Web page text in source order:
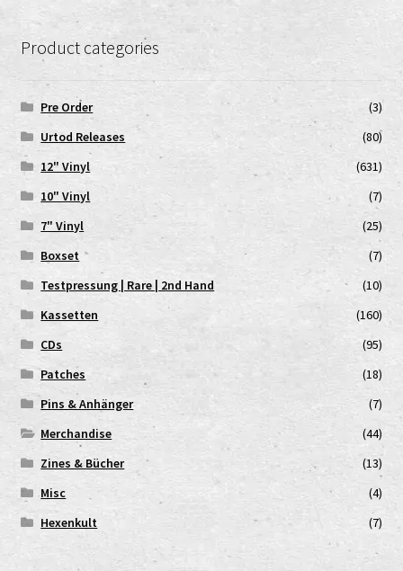
Product categories
Pre Order
(3)
Urtod Releases
(80)
12" Vinyl
(631)
10" Vinyl
(7)
7" Vinyl
(25)
Boxset
(7)
Testpressung | Rare | 2nd Hand
(10)
Kassetten
(160)
CDs
(95)
Patches
(18)
Pins & Anhänger
(7)
Merchandise
(44)
Zines & Bücher
(13)
Misc
(4)
Hexenkult
(7)